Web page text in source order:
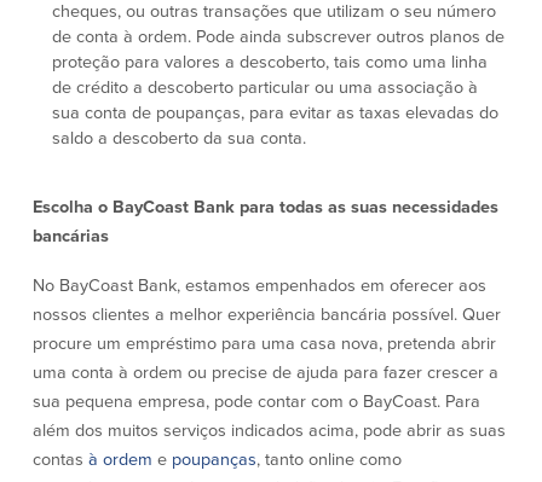
cheques, ou outras transações que utilizam o seu número
de conta à ordem. Pode ainda subscrever outros planos de
proteção para valores a descoberto, tais como uma linha
de crédito a descoberto particular ou uma associação à
sua conta de poupanças, para evitar as taxas elevadas do
saldo a descoberto da sua conta.
Escolha o BayCoast Bank para todas as suas necessidades
bancárias
No BayCoast Bank, estamos empenhados em oferecer aos
nossos clientes a melhor experiência bancária possível. Quer
procure um empréstimo para uma casa nova, pretenda abrir
uma conta à ordem ou precise de ajuda para fazer crescer a
sua pequena empresa, pode contar com o BayCoast. Para
além dos muitos serviços indicados acima, pode abrir as suas
contas à ordem e poupanças, tanto online como